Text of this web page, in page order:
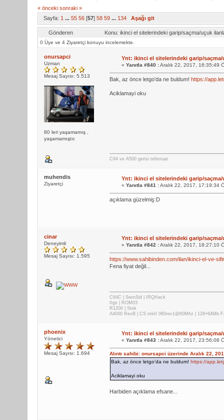
« önceki sonraki »
Sayfa: 1 ... 55 56 [57] 58 59 ... 134 Aşağı git
Gönderen Konu: ikinci el sitelerindeki garip/saçma/uçuk
0 Üye ve 4 Ziyaretçi konuyu incelemekte.
onursapci
Uzman
Mesaj Sayısı: 5.513
80 leri yaşamamış ,
yaşamamıştır.
Ynt: ikinci el sitelerindeki garip/
« Yanıtla #840 :Aralık 22, 2017, 16:35:49
Bak, az önce letgo'da ne buldum! https://
Aciklamayi oku
C64 ve A500 gerisi teferruat
muhendis
Ziyaretçi
Ynt: ikinci el sitelerindeki garip/
« Yanıtla #841 :Aralık 22, 2017, 17:19:34
açıklama güzelmiş:D
cinar
Deneyimli
Mesaj Sayısı: 1.595
Ynt: ikinci el sitelerindeki garip/
« Yanıtla #842 :Aralık 22, 2017, 18:27:10
https://www.sahibinden.com/ilan/ikinci-el-ve-
Fena fiyat değil...
C64C | SwinSid | IRQHack
IIgs | ROM03
R1200 | Stok
A4000 RevB | CS mkII 060rev1@60Mhz | 128+64Mb
phoenix
Yönetici
Mesaj Sayısı: 1.694
Ynt: ikinci el sitelerindeki garip/
« Yanıtla #843 :Aralık 22, 2017, 23:56:08
Alıntı sahibi: onursapci üzerinde Aralık 22,
Bak, az önce letgo'da ne buldum! https://
Aciklamayi oku
Harbiden açıklama efsane...